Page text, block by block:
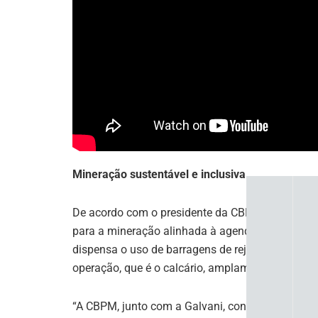
Mineração sustentável e inclusiva
De acordo com o presidente da CBPM,
para a mineração alinhada à agenda ESG
dispensa o uso de barragens de rejeitos e
operação, que é o calcário, amplamente
“A CBPM, junto com a Galvani, construiu uma